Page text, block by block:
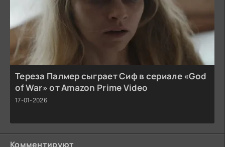
Тереза Палмер сыграет Сиф в сериале «God
of War» от Amazon Prime Video
17-01-2026
Комментируют